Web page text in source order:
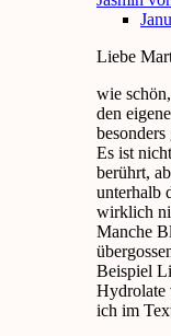
Liebe
wie
den
besonders
Es ist
berührt,
unterhalb
wirklich
Manche
Beispiel
Hydrolate
ich im